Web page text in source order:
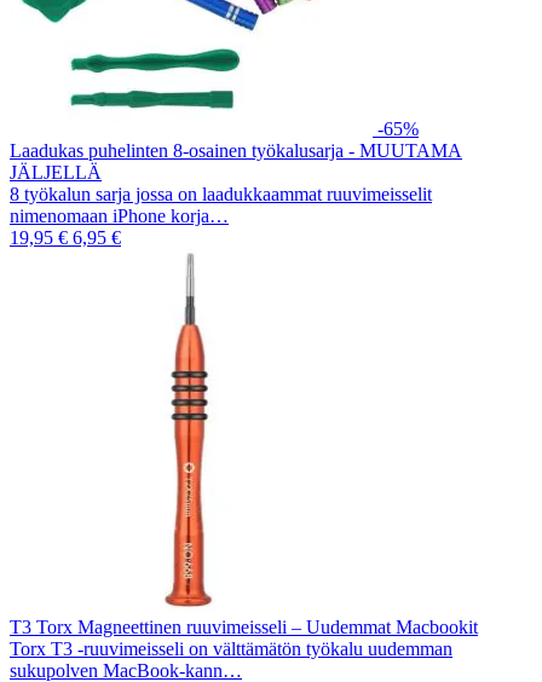
-65%
Laadukas puhelinten 8-osainen työkalusarja - MUUTAMA
JÄLJELLÄ
8 työkalun sarja jossa on laadukkaammat ruuvimeisselit
nimenomaan iPhone korja…
19,95 € 6,95 €
T3 Torx Magneettinen ruuvimeisseli – Uudemmat Macbookit
Torx T3 -ruuvimeisseli on välttämätön työkalu uudemman
sukupolven MacBook-kann…